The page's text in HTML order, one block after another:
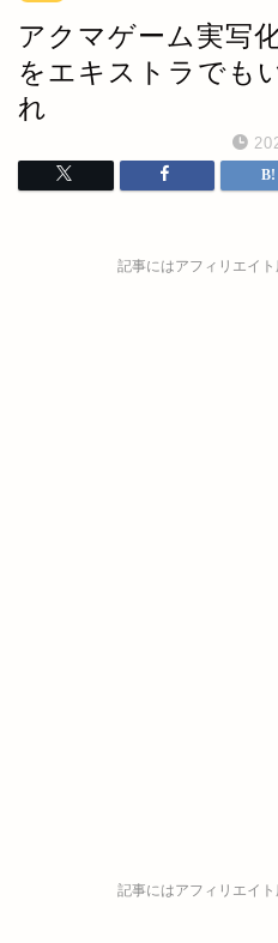
アクマゲーム実写
をエキストラでも
れ
記事にはアフィリエイ
記事にはアフィリエイ